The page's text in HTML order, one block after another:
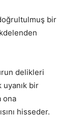
bir
delikleri
bir
ona
hisseder.